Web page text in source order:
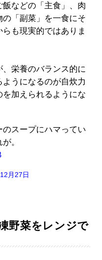
などの「主食」、肉
「副菜」を一食にそ
も現実的ではありま
栄養のバランス的に
うになるのが自炊力
加えられるようにな
スープにハマってい
。
月27日
野菜をレンジで